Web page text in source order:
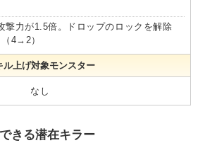
撃力が1.5倍。ドロップのロックを解除
4→2）
ル上げ対象モンスター
なし
きる潜在キラー